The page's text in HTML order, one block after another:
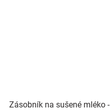
Zásobník na sušené mléko -